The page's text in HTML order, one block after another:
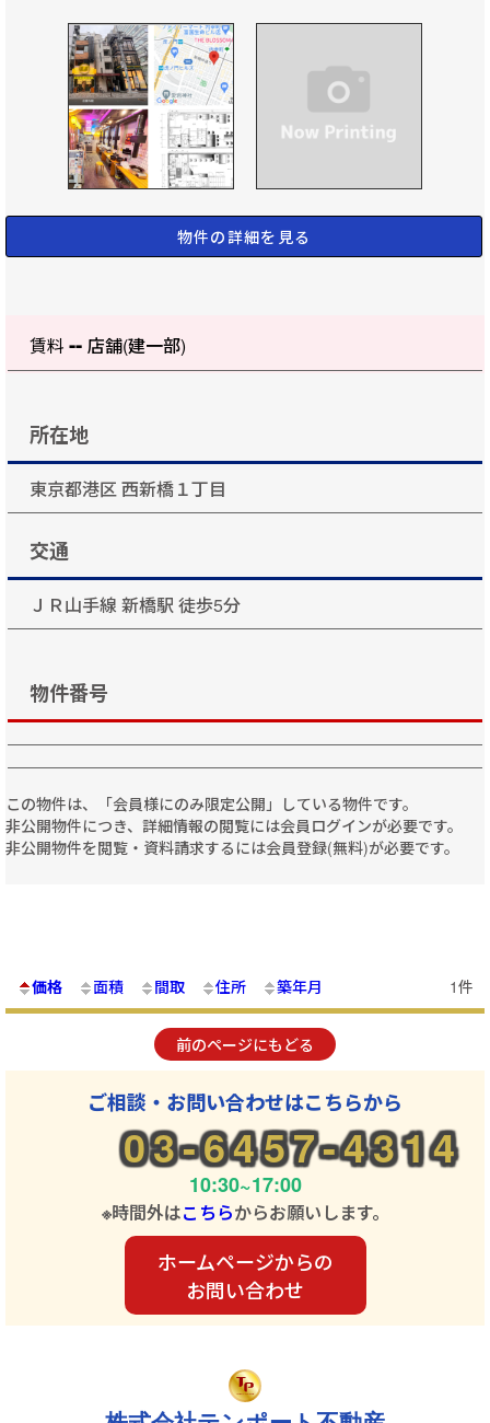
物件の詳細を見る
賃料 -- 店舗(建一部)
所在地
東京都港区 西新橋１丁目
交通
ＪＲ山手線 新橋駅 徒歩5分
物件番号
この物件は、「会員様にのみ限定公開」している物件です。
非公開物件につき、詳細情報の閲覧には会員ログインが必要です。
非公開物件を閲覧・資料請求するには会員登録(無料)が必要です。
価格 面積 間取 住所 築年月 1件
前のページにもどる
ご相談・お問い合わせはこちらから
03-6457-4314
10:30~17:00
※時間外はこちらからお願いします。
ホームページからの
お問い合わせ